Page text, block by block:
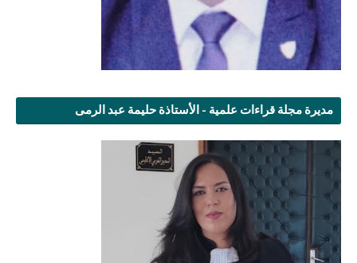
مديرة مجلة قراءات علمية - الأستاذة حليمة عبد الرمى